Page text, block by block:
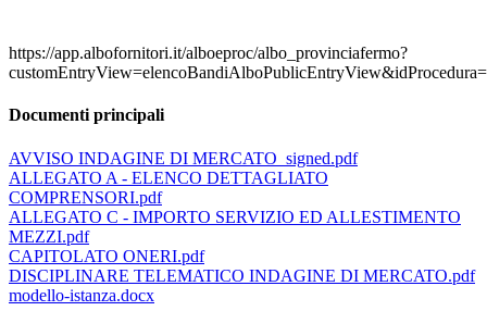
https://app.albofornitori.it/alboeproc/albo_provinciafermo?
Documenti principali
AVVISO INDAGINE DI MERCATO_signed.pdf
ALLEGATO A - ELENCO DETTAGLIATO
COMPRENSORI.pdf
ALLEGATO C - IMPORTO SERVIZIO ED ALLESTIMENTO
MEZZI.pdf
CAPITOLATO ONERI.pdf
DISCIPLINARE TELEMATICO INDAGINE DI MERCATO.pdf
modello-istanza.docx